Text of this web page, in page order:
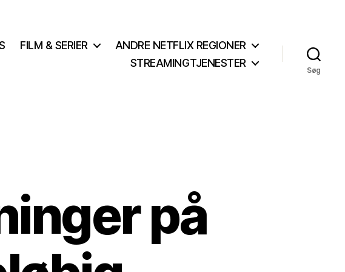
FILM & SERIER
ANDRE NETFLIX REGIONER
STREAMINGTJENESTER
Søg
på